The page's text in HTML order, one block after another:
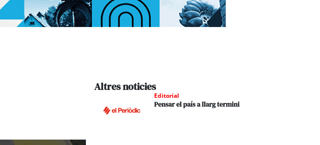
Altres noticies
Editorial
Pensar el país a llarg termini